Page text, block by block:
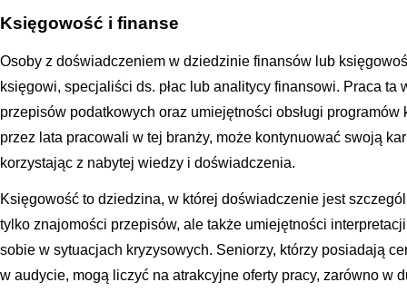
Księgowość i finanse
Osoby z doświadczeniem w dziedzinie finansów lub
księgowi, specjaliści ds. płac lub analitycy finansowi. Praca ta
przepisów podatkowych oraz umiejętności obsługi
przez lata pracowali w tej branży, może kontynuować swoją
korzystając z nabytej wiedzy i doświadczenia.
Księgowość to dziedzina, w której doświadczenie jest
tylko znajomości przepisów, ale także umiejętności
sobie w sytuacjach kryzysowych. Seniorzy, którzy posiadają
w audycie, mogą liczyć na atrakcyjne oferty pracy, zarówno w